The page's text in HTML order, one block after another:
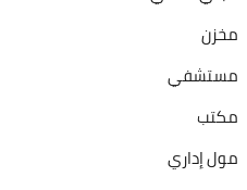
مخزن
مستشفي
مكتب
مول إداري